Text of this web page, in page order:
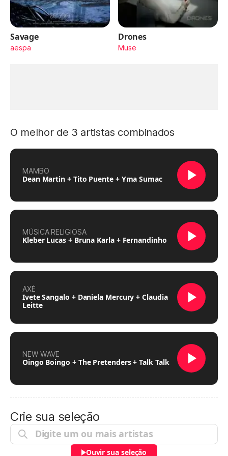
Savage
aespa
Drones
Muse
O melhor de 3 artistas combinados
MAMBO
Dean Martin + Tito Puente + Yma Sumac
MÚSICA RELIGIOSA
Kleber Lucas + Bruna Karla + Fernandinho
AXÉ
Ivete Sangalo + Daniela Mercury + Claudia
Leitte
NEW WAVE
Oingo Boingo + The Pretenders + Talk Talk
Crie sua seleção
Ouvir sua seleção